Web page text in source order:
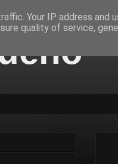
Your IP address and
quality of service,